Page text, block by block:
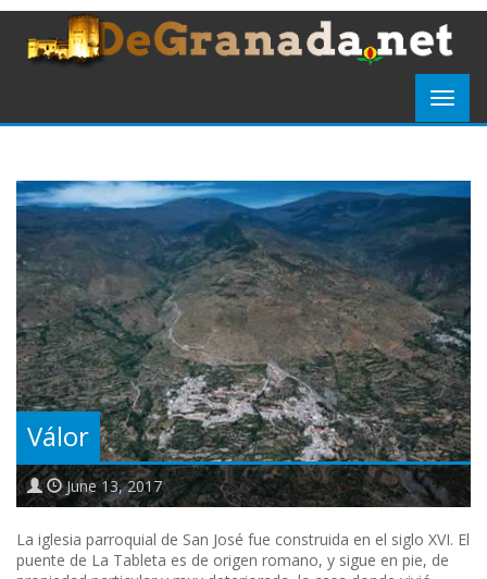
Válor
June 13, 2017
La iglesia parroquial de San José fue construida en el siglo XVI. El
puente de La Tableta es de origen romano, y sigue en pie, de